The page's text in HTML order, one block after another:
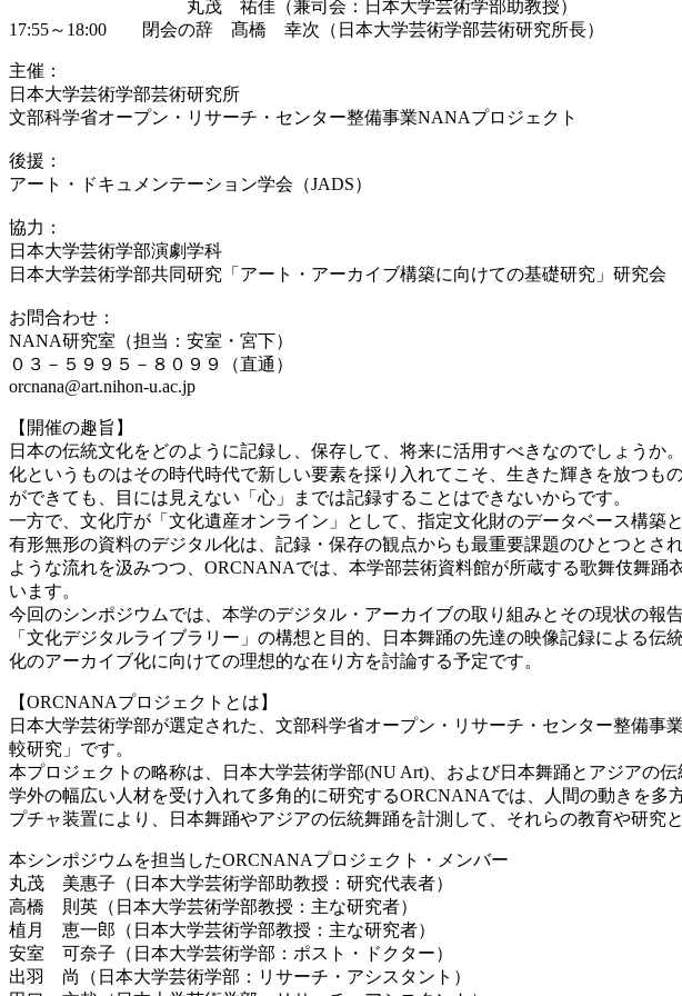
丸茂 祐佳（兼司会：日本大学芸術学部助教授）
17:55～18:00 閉会の辞 髙橋 幸次（日本大学芸術学部芸術研究所長）
主催：
日本大学芸術学部芸術研究所
文部科学省オープン・リサーチ・センター整備事業NANAプロジェクト
後援：
アート・ドキュメンテーション学会（JADS）
協力：
日本大学芸術学部演劇学科
日本大学芸術学部共同研究「アート・アーカイブ構築に向けての基礎研究」研究会
お問合わせ：
NANA研究室（担当：安室・宮下）
０３－５９９５－８０９９（直通）
orcnana@art.nihon-u.ac.jp
【開催の趣旨】
日本の伝統文化をどのように記録し、保存して、将来に活用すべきなのでしょう
化というものはその時代時代で新しい要素を採り入れてこそ、生きた輝きを放つ
ができても、目には見えない「心」までは記録することはできないからです。
一方で、文化庁が「文化遺産オンライン」として、指定文化財のデータベース構
有形無形の資料のデジタル化は、記録・保存の観点からも最重要課題のひとつと
ような流れを汲みつつ、ORCNANAでは、本学部芸術資料館が所蔵する歌舞伎舞
います。
今回のシンポジウムでは、本学のデジタル・アーカイブの取り組みとその現状の
「文化デジタルライブラリー」の構想と目的、日本舞踊の先達の映像記録による
化のアーカイブ化に向けての理想的な在り方を討論する予定です。
【ORCNANAプロジェクトとは】
日本大学芸術学部が選定された、文部科学省オープン・リサーチ・センター整備
較研究」です。
本プロジェクトの略称は、日本大学芸術学部(NU Art)、および日本舞踊とアジアの
学外の幅広い人材を受け入れて多角的に研究するORCNANAでは、人間の動きを
プチャ装置により、日本舞踊やアジアの伝統舞踊を計測して、それらの教育や研究
本シンポジウムを担当したORCNANAプロジェクト・メンバー
丸茂 美惠子（日本大学芸術学部助教授：研究代表者）
高橋 則英（日本大学芸術学部教授：主な研究者）
植月 恵一郎（日本大学芸術学部教授：主な研究者）
安室 可奈子（日本大学芸術学部：ポスト・ドクター）
出羽 尚（日本大学芸術学部：リサーチ・アシスタント）